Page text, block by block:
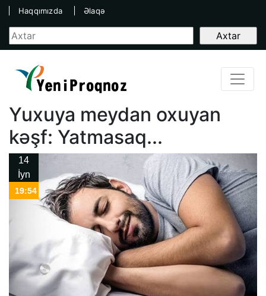
Haqqımızda Əlaqə
Yuxuya meydan oxuyan
kəşf: Yatmasaq...
14
İyn
19:54